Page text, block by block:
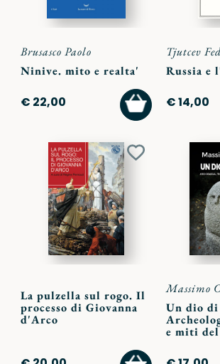
Brusasco Paolo
Ninive. mito e realta'
€ 22,00
AGGIUNGI
AL
CARRELLO
Tjutcev
Russia e
€ 14,00
Aggiungi
La pulzella sul rogo. Il
processo di Giovanna
d'Arco
AGGIUNGI
Massimo
Un dio
e miti